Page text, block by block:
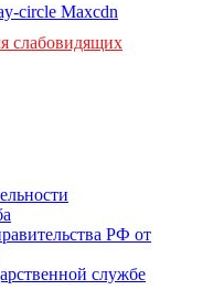
circle Maxcdn
слабовидящих
РФ от
службе